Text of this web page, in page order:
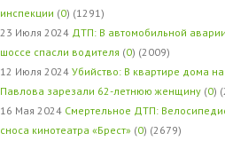
инспекции (0) (1291)
23 Июля 2024 ДТП: В автомобильной
шоссе спасли водителя (0) (2009)
12 Июля 2024 Убийство: В квартире дома
Павлова зарезали 62-летнюю женщину (0)
16 Мая 2024 Смертельное ДТП:
сноса кинотеатра «Брест» (0) (2679)